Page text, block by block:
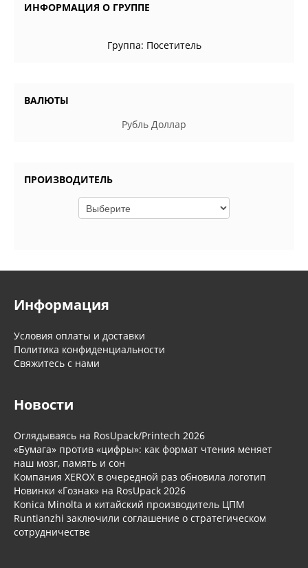
ИНФОРМАЦИЯ О ГРУППЕ
Группа: Посетитель
ВАЛЮТЫ
Рубль Доллар
ПРОИЗВОДИТЕЛЬ
Информация
Условия оплаты и доставки
Политика конфиденциальности
Свяжитесь с нами
Новости
Оглядываясь на RosUpack/Printech 2026
«Бумага» против «цифры»: как формат чтения меняет
наш мозг, память и сон
Компания XEROX в очередной раз обновила логотип
Новинки «Гознак» на RosUpack 2026
Konica Minolta и китайский производитель ЦПМ
Runtianzhi заключили соглашение о стратегическом
сотрудничестве